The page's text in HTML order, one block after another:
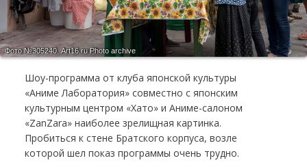
Фото №305240. Art16.ru Photo archive
Шоу-про­грам­ма от клу­ба япон­ской куль­ту­ры
«Ани­ме Ла­бо­ра­то­рия» сов­мест­но с япон­ским
куль­тур­ным цен­тром «Хато» и Ани­ме-са­ло­ном
«ZanZara» наиболее зрелищная картинка.
Пробиться к стене Братского корпуса, возле
которой шел показ программы очень трудно.